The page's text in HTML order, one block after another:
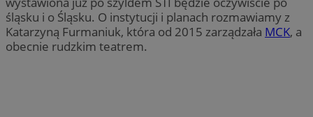
śląsku i o Śląsku. O instytucji i planach rozmawiamy z
Katarzyną Furmaniuk, która od 2015 zarządzała MCK, a
obecnie rudzkim teatrem.